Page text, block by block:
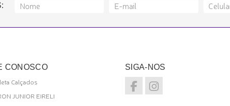
CONOSCO
Calçados
JUNIOR EIRELI
SIGA-NOS